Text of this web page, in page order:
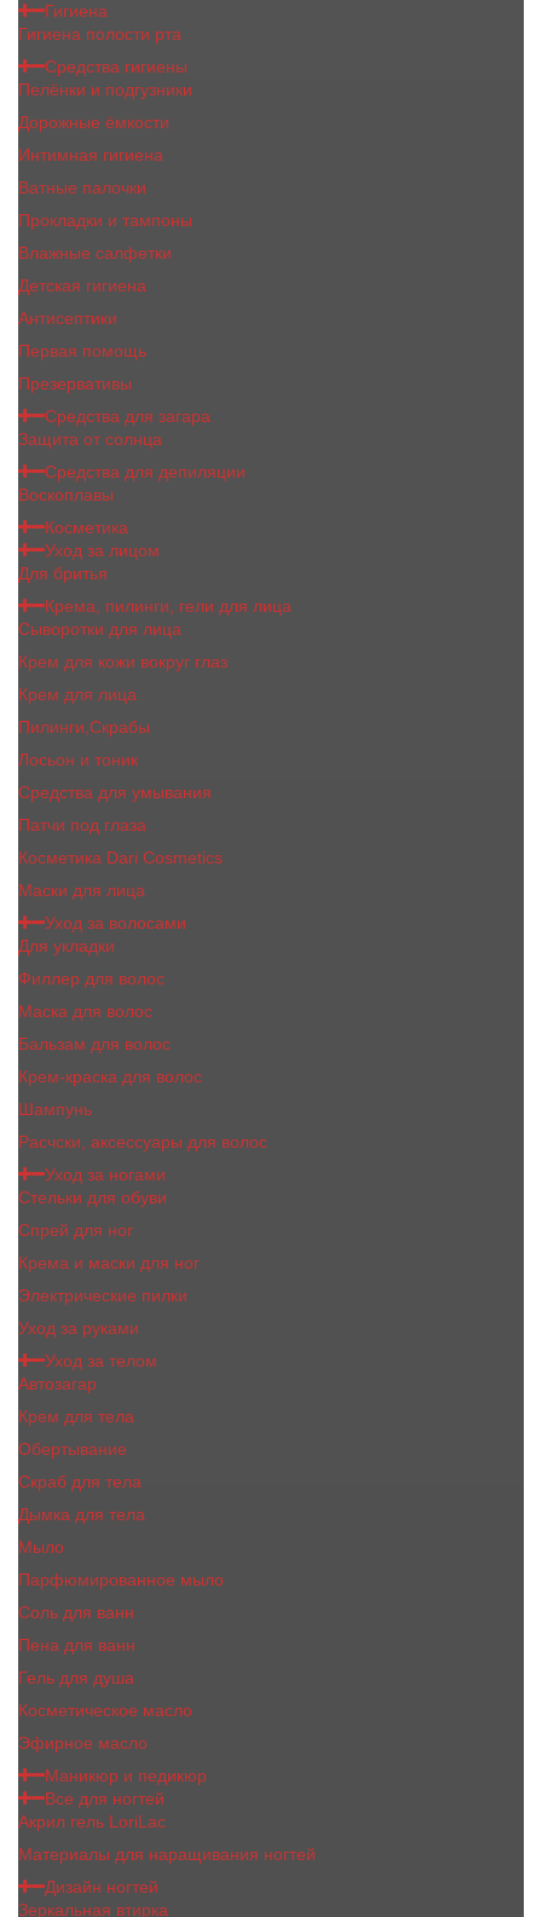
Гигиена
Гигиена полости рта
Средства гигиены
Пелёнки и подгузники
Дорожные ёмкости
Интимная гигиена
Ватные палочки
Прокладки и тампоны
Влажные салфетки
Детская гигиена
Антисептики
Первая помощь
Презервативы
Средства для загара
Защита от солнца
Средства для депиляции
Воскоплавы
Косметика
Уход за лицом
Для бритья
Крема, пилинги, гели для лица
Сыворотки для лица
Крем для кожи вокруг глаз
Крем для лица
Пилинги,Скрабы
Лосьон и тоник
Средства для умывания
Патчи под глаза
Косметика Dari Cosmetics
Маски для лица
Уход за волосами
Для укладки
Филлер для волос
Маска для волос
Бальзам для волос
Крем-краска для волос
Шампунь
Расчски, аксессуары для волос
Уход за ногами
Стельки для обуви
Спрей для ног
Крема и маски для ног
Электрические пилки
Уход за руками
Уход за телом
Автозагар
Крем для тела
Обертывание
Скраб для тела
Дымка для тела
Мыло
Парфюмированное мыло
Соль для ванн
Пена для ванн
Гель для душа
Косметическое масло
Эфирное масло
Маникюр и педикюр
Все для ногтей
Акрил гель LoriLac
Материалы для наращивания ногтей
Дизайн ногтей
Зеркальная втирка